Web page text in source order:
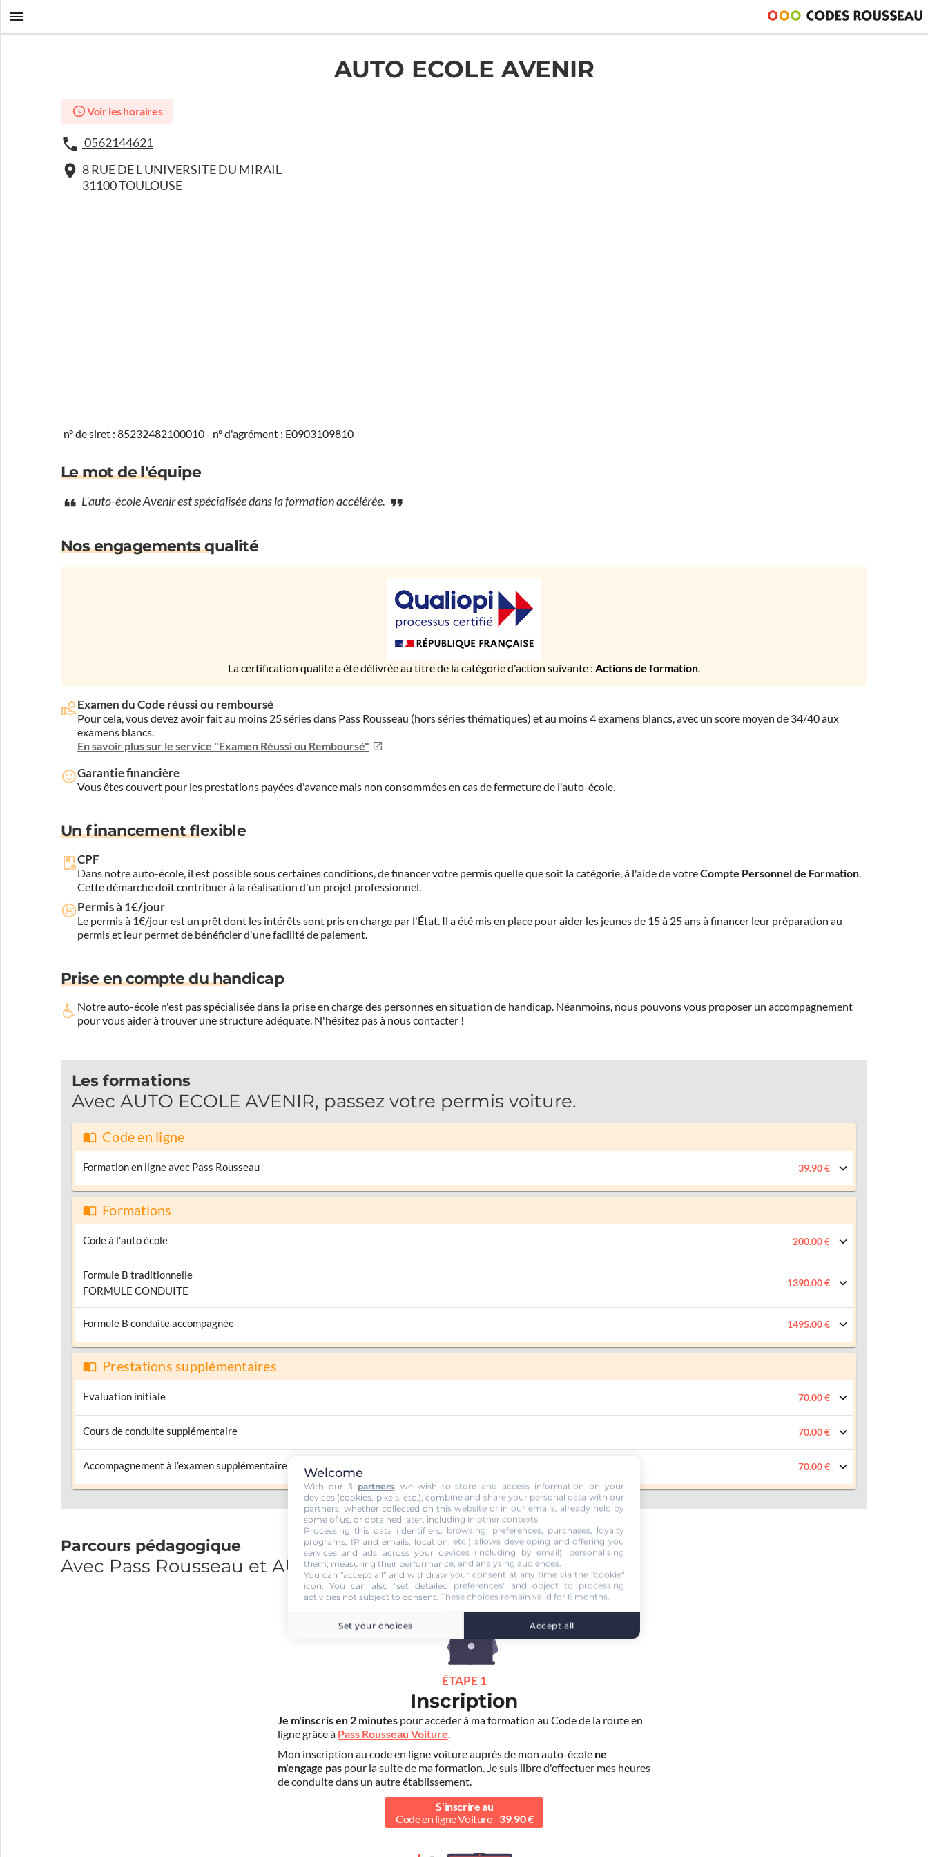
AUTO ECOLE AVENIR
Voir les horaires
0562144621
8 RUE DE L UNIVERSITE DU MIRAIL
31100 TOULOUSE
n° de siret : 85232482100010 - n° d'agrément : E0903109810
Le mot de l'équipe
L'auto-école Avenir est spécialisée dans la formation accélérée.
Nos engagements qualité
La certification qualité a été délivrée au titre de la catégorie d'action suivante : Actions de formation.
Examen du Code réussi ou remboursé
Pour cela, vous devez avoir fait au moins 25 séries dans Pass Rousseau (hors séries thématiques) et au moins 4 examens blancs, avec un score moyen de 34/40 aux
examens blancs.
En savoir plus sur le service "Examen Réussi ou Remboursé"
Garantie financière
Vous êtes couvert pour les prestations payées d'avance mais non consommées en cas de fermeture de l'auto-école.
Un financement flexible
CPF
Dans notre auto-école, il est possible sous certaines conditions, de financer votre permis quelle que soit la catégorie, à l'aide de votreCompte Personnel de Formation.
Cette démarche doit contribuer à la réalisation d'un projet professionnel.
Permis à 1€/jour
Le permis à 1€/jour est un prêt dont les intérêts sont pris en charge par l'État. Il a été mis en place pour aider les jeunes de 15 à 25 ans à financer leur préparation au
permis et leur permet de bénéficier d'une facilité de paiement.
Prise en compte du handicap
Notre auto-école n'est pas spécialisée dans la prise en charge des personnes en situation de handicap. Néanmoins, nous pouvons vous proposer un accompagnement
pour vous aider à trouver une structure adéquate. N'hésitez pas à nous contacter !
Les formations
Avec AUTO ECOLE AVENIR, passez votre permis voiture.
Code en ligne
Formation en ligne avec Pass Rousseau 39.90 €
Formations
Code à l'auto école 200.00 €
Formule B traditionnelle
FORMULE CONDUITE
1390.00 €
Formule B conduite accompagnée 1495.00 €
Prestations supplémentaires
Evaluation initiale 70.00 €
Cours de conduite supplémentaire 70.00 €
Accompagnement à l’examen supplémentaire 70.00 €
Parcours pédagogique
Avec Pass Rousseau et AUTO ECOLE AVENIR
ÉTAPE 1
Inscription
Je m'inscris en 2 minutes pour accéder à ma formation au Code de la route en
ligne grâce à Pass Rousseau Voiture.
Mon inscription au code en ligne voiture auprès de mon auto-école ne
m'engage pas pour la suite de ma formation. Je suis libre d'effectuer mes heures
de conduite dans un autre établissement.
S'inscrire au
Code en ligne Voiture
39.90 €
Welcome
With our 3 partners, we wish to store and access information on your
devices (cookies, pixels, etc.), combine and share your personal data with our
partners, whether collected on this website or in our emails, already held by
some of us, or obtained later, including in other contexts.
Processing this data (identifiers, browsing, preferences, purchases, loyalty
programs, IP and emails, location, etc.) allows developing and offering you
services and ads across your devices (including by email), personalising
them, measuring their performance, and analysing audiences.
You can "accept all" and withdraw your consent at any time via the "cookie"
icon . You can also "set detailed preferences" and object to processing
activities not subject to consent. These choices remain valid for 6 months.
Set your choices Accept all